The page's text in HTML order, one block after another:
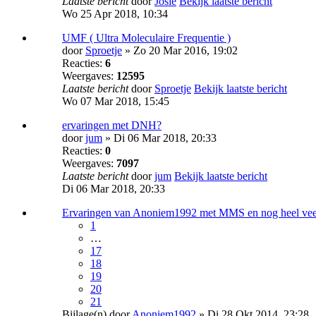
Wo 25 Apr 2018, 10:34
UMF ( Ultra Moleculaire Frequentie )
door Sproetje » Zo 20 Mar 2016, 19:02
Reacties: 6
Weergaves: 12595
Laatste berichtdoor Sproetje Bekijk laatste bericht
Wo 07 Mar 2018, 15:45
ervaringen met DNH?
doorjum » Di 06 Mar 2018, 20:33
Reacties: 0
Weergaves: 7097
Laatste berichtdoorjum Bekijk laatste bericht
Di 06 Mar 2018, 20:33
Ervaringen van Anoniem1992 met MMS en nog heel
1
…
17
18
19
20
21